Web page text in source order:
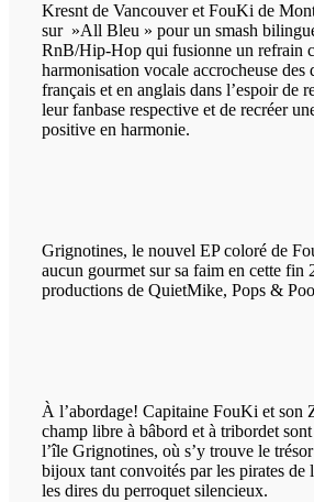
Kresnt de Vancouver et FouKi de
sur »All Bleu » pour un smash
RnB/Hip-Hop qui fusionne un refrain
harmonisation vocale accrocheuse des
français et en anglais dans l’espoir de
leur fanbase respective et de recréer
positive en harmonie.
Grignotines, le nouvel EP coloré de
aucun gourmet sur sa faim en cette fin
productions de QuietMike, Pops &
À l’abordage! Capitaine FouKi et son
champ libre à bâbord et à tribordet
l’île Grignotines, où s’y trouve le
bijoux tant convoités par les pirates de
les dires du perroquet silencieux.